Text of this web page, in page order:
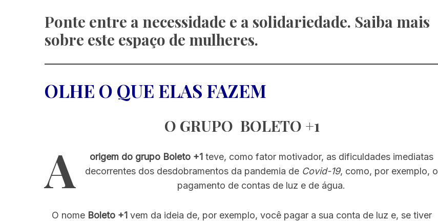
Ponte entre a necessidade e a solidariedade. Saiba mais
sobre este espaço de mulheres.
OLHE O QUE ELAS FAZEM
O GRUPO BOLETO +1
A origem do grupo Boleto +1 teve, como fator motivador, as dificuldades imediatas
decorrentes dos desdobramentos da pandemia de Covid-19, como, por exemplo, o
pagamento de contas de luz e de água.
O nome Boleto +1 vem da ideia de, por exemplo, você pagar a sua conta de luz e, se tiver